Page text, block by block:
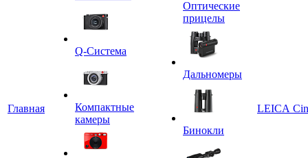
Главная
Q-Cистема
Компактные
камеры
Оптические
прицелы
Дальномеры
Бинокли
LEICA